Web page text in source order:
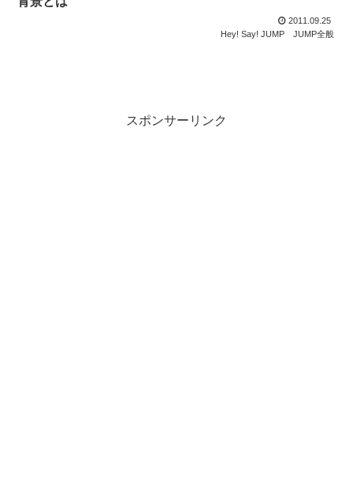
2011.09.25
Hey! Say! JUMP
JUMP全般
スポンサーリンク